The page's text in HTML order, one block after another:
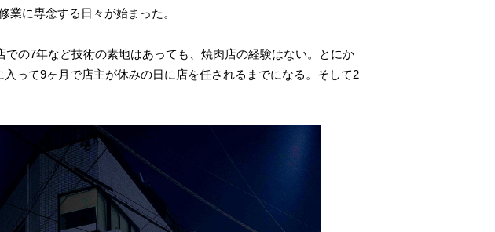
に専念する日々が始まった。
の7年など技術の素地はあっても、焼肉店の経験はない。とにか
って9ヶ月で店主が休みの日に店を任されるまでになる。そして2